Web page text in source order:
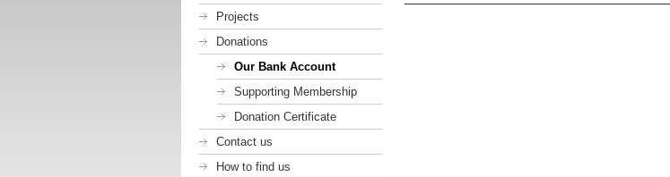
Projects
Donations
Our Bank Account
Supporting Membership
Donation Certificate
Contact us
How to find us